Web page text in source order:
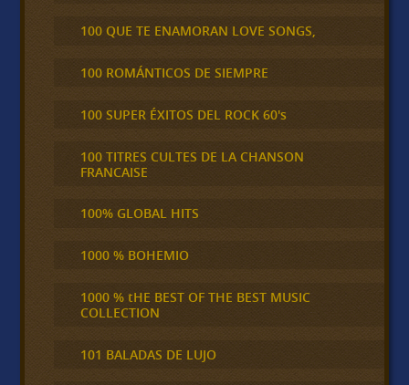
100 QUE TE ENAMORAN LOVE SONGS,
100 ROMÁNTICOS DE SIEMPRE
100 SUPER ÉXITOS DEL ROCK 60's
100 TITRES CULTES DE LA CHANSON
FRANCAISE
100% GLOBAL HITS
1000 % BOHEMIO
1000 % tHE BEST OF THE BEST MUSIC
COLLECTION
101 BALADAS DE LUJO